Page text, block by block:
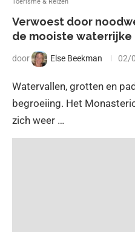
Verwoest door
de mooiste waterrijke
door Else Beekman 02/
Watervallen, grotten en
begroeiing. Het
zich weer …